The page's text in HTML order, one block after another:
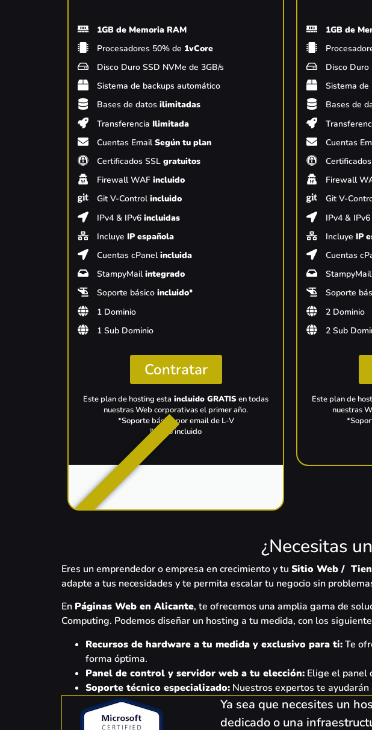
1GB de Memoria RAM
Procesadores 50% de 1vCore
Disco Duro SSD NVMe de 3GB/s
Sistema de backups automático
Bases de datos ilimitadas
Transferencia Ilimitada
Cuentas EmailSegún tu plan
Certificados SSLgratuitos
Firewall WAFincluido
Git V-Controlincluido
IPv4 & IPv6incluidas
Incluye IP española
Cuentas cPanelincluida
StampyMailintegrado
Soporte básicoincluido*
1 Dominio
1 Sub Dominio
Contratar
Este plan de hosting esta incluido GRATIS en todas
nuestras Web corporativas el primer año.
*Soporte básico por email de L-V
IVA no incluido
1GB de
Disco Duro
Sistema
Bases de
Cuentas
Firewall
Git V-
IPv4 &
Incluye IP
Cuentas
Soporte
2 Dominio
2 Sub
Este plan de
nuestras
¿Necesitas
Eres un emprendedor o empresa en crecimiento y tu Sitio Web /
adapte a tus necesidades y te permita escalar tu negocio sin
En Páginas Web en Alicante, te ofrecemos una amplia gama de
Computing. Podemos diseñar un hosting a tu medida, con los
Recursos de hardware a tu medida y exclusivo para ti:Te
forma óptima.
Panel de control y servidor web a tu elección: Elige el panel
Soporte técnico especializado: Nuestros expertos te
Ya sea que necesites un
dedicado o una